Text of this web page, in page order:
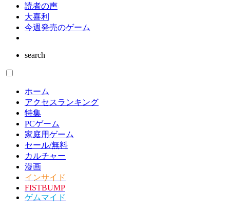
読者の声
大喜利
今週発売のゲーム
search
ホーム
アクセスランキング
特集
PCゲーム
家庭用ゲーム
セール/無料
カルチャー
漫画
インサイド
FISTBUMP
ゲムマイド